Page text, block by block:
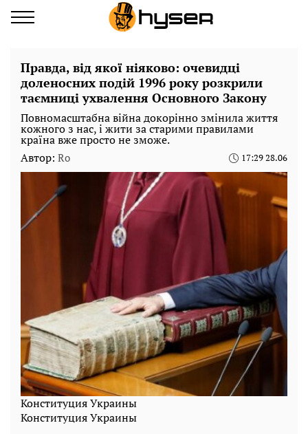
Правда, від якої ніяково: очевидці
доленосних подій 1996 року розкрили
таємниці ухвалення Основного Закону
Повномасштабна війна докорінно змінила життя
кожного з нас, і жити за старими правилами
країна вже просто не зможе.
Автор: Ro 17:29 28.06
Конституция Украины
Конституция Украины